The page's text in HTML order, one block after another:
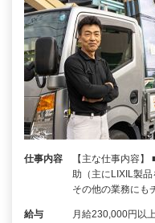
仕事内容
【主な仕事内容
助（主にLIXIL製
その他の業務にも
給与 月給230,000円以上